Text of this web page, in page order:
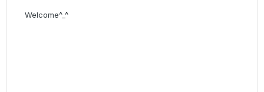
Welcome^_^